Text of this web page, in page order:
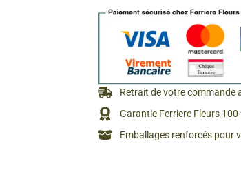
Retrait de votre commande
Garantie Ferriere Fleurs
Emballages renforcés pour